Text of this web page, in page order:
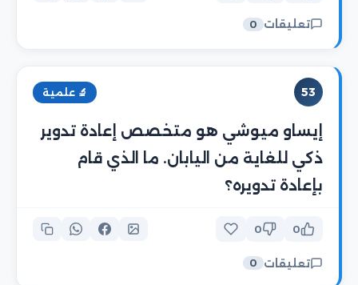
تعليقات 0
53 🔬 علمية
إيساو ميوشي هو متخصص إعادة تدوير
ذكي للغاية من اليابان. ما الذي قام
بإعادة تدويره؟
0
0
تعليقات 0